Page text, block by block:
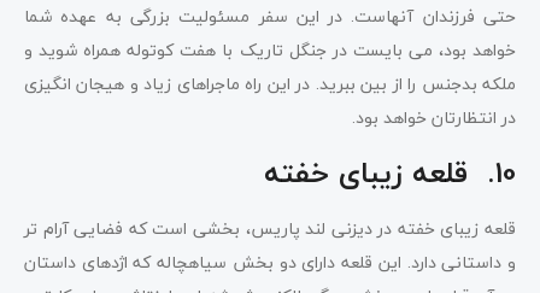
حتی فرزندان آنهاست. در این سفر مسئولیت بزرگی به عهده شما
خواهد بود، می بایست در جنگل تاریک با هفت کوتوله همراه شوید و
ملکه بدجنس را از بین ببرید. در این راه ماجراهای زیاد و هیجان انگیزی
در انتظارتان خواهد بود.
10. قلعه زیبای خفته
قلعه زیبای خفته در دیزنی لند پاریس، بخشی است که فضایی آرام تر
و داستانی دارد. این قلعه دارای دو بخش سیاهچاله که اژدهای داستان